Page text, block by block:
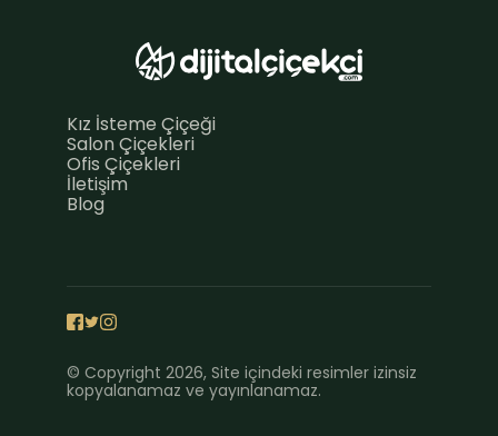
Kız İsteme Çiçeği
Salon Çiçekleri
Ofis Çiçekleri
İletişim
Blog
© Copyright 2026, Site içindeki resimler izinsiz
kopyalanamaz ve yayınlanamaz.